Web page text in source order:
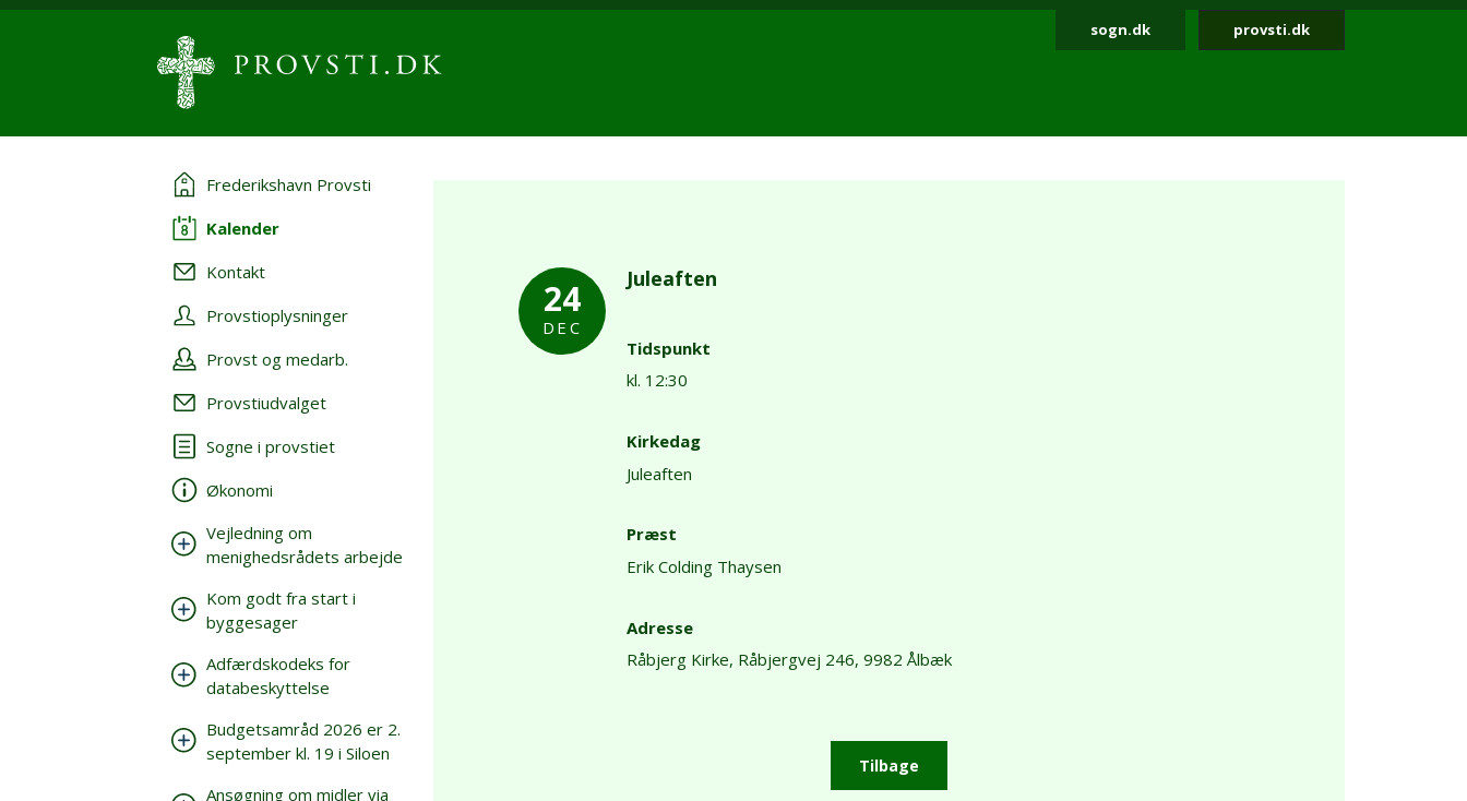
sogn.dk provsti.dk
Frederikshavn Provsti
Kalender
Kontakt
Provstioplysninger
Provst og medarb.
Provstiudvalget
Sogne i provstiet
Økonomi
Vejledning om
menighedsrådets arbejde
Kom godt fra start i
byggesager
Adfærdskodeks for
databeskyttelse
Budgetsamråd 2026 er 2.
september kl. 19 i Siloen
Ansøgning om midler via
24
DEC
Juleaften
Tidspunkt
kl. 12:30
Kirkedag
Juleaften
Præst
Erik Colding Thaysen
Adresse
Råbjerg Kirke, Råbjergvej 246, 9982 Ålbæk
Tilbage